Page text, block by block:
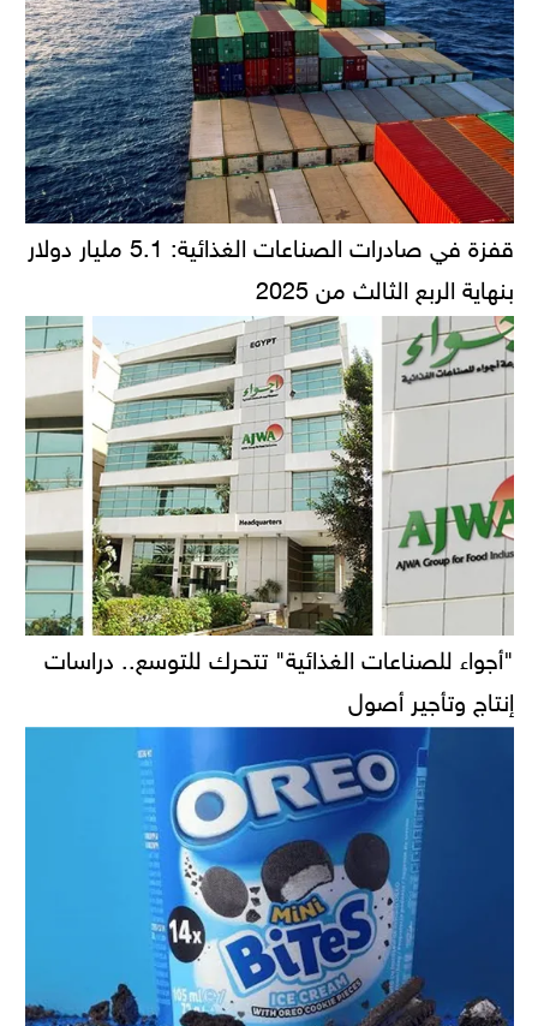
قفزة في صادرات الصناعات الغذائية: 5.1 مليار دولار
بنهاية الربع الثالث من 2025
"أجواء للصناعات الغذائية" تتحرك للتوسع.. دراسات
إنتاج وتأجير أصول